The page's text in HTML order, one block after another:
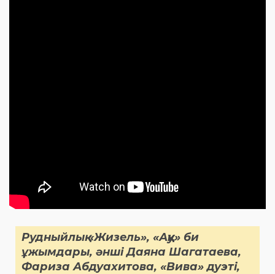
Рудныйлық «Жизель», «Аққу» би
ұжымдары, әнші Даяна Шагатаева,
Фариза Абдуахитова, «Вива» дуэті,